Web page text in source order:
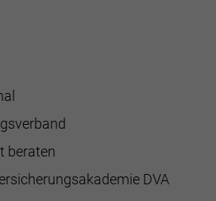
beraten
DVA